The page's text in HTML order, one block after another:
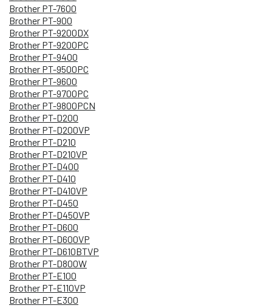
Brother PT-7600
Brother PT-900
Brother PT-9200DX
Brother PT-9200PC
Brother PT-9400
Brother PT-9500PC
Brother PT-9600
Brother PT-9700PC
Brother PT-9800PCN
Brother PT-D200
Brother PT-D200VP
Brother PT-D210
Brother PT-D210VP
Brother PT-D400
Brother PT-D410
Brother PT-D410VP
Brother PT-D450
Brother PT-D450VP
Brother PT-D600
Brother PT-D600VP
Brother PT-D610BTVP
Brother PT-D800W
Brother PT-E100
Brother PT-E110VP
Brother PT-E300